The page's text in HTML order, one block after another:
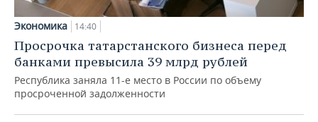
Экономика 14:40
Просрочка татарстанского бизнеса перед
банками превысила 39 млрд рублей
Республика заняла 11-е место в России по объему
просроченной задолженности